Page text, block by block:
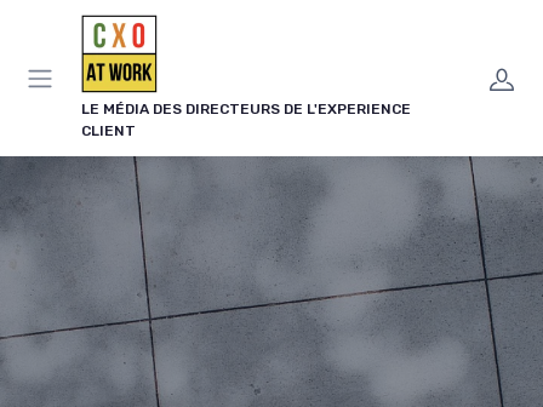
LE MÉDIA DES DIRECTEURS DE L'EXPERIENCE
CLIENT
Panneau de gestion des cookies